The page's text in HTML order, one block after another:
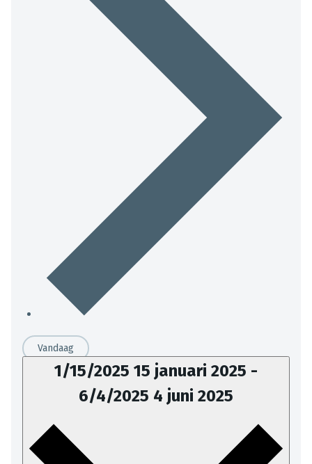
Vandaag
1/15/2025 15 januari 2025 -
6/4/2025 4 juni 2025